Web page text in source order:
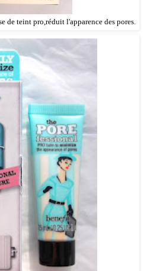
de teint pro,réduit l'apparence des pores.